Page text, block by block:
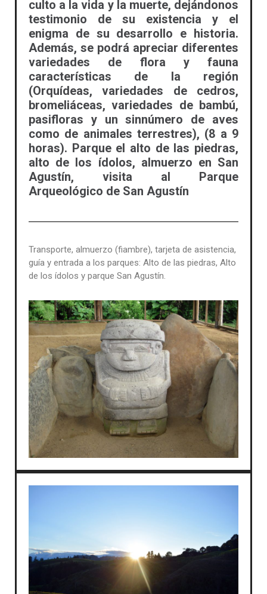
culto a la vida y la muerte, dejándonos
testimonio de su existencia y el
enigma de su desarrollo e historia.
Además, se podrá apreciar diferentes
variedades de flora y fauna
características de la región
(Orquídeas, variedades de cedros,
bromeliáceas, variedades de bambú,
pasifloras y un sinnúmero de aves
como de animales terrestres), (8 a 9
horas). Parque el alto de las piedras,
alto de los ídolos, almuerzo en San
Agustín, visita al Parque
Arqueológico de San Agustín
Transporte, almuerzo (fiambre), tarjeta de asistencia,
guía y entrada a los parques: Alto de las piedras, Alto
de los ídolos y parque San Agustín.